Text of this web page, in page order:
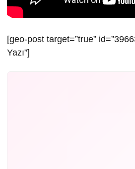
[geo-post target=”true”
Yazı”]